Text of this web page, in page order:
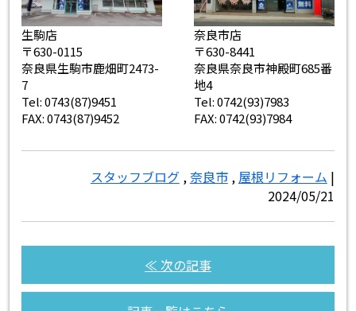
生駒店
〒630-0115
奈良県生駒市鹿畑町2473-
7
Tel: 0743(87)9451
FAX: 0743(87)9452
奈良市店
〒630-8441
奈良県奈良市神殿町685番
地4
Tel: 0742(93)7983
FAX: 0742(93)7984
スタッフブログ, 奈良市, 屋根リフォーム |
2024/05/21
≪ 次の記事